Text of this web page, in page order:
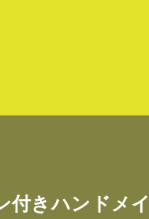
付きハンド